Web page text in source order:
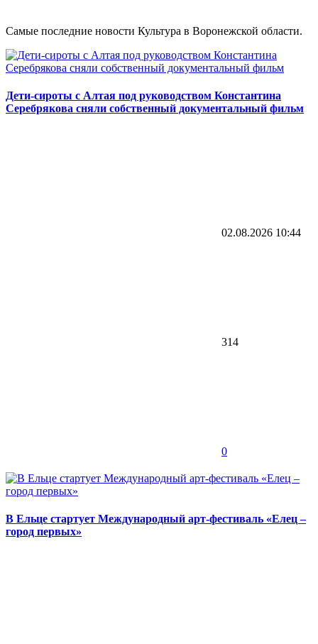
Самые последние новости Культура в Воронежской области.
Дети-сироты с Алтая под руководством Константина
Серебрякова сняли собственный документальный фильм
02.08.2026 10:44
314
0
В Ельце стартует Международный арт-фестиваль «Елец –
город первых»